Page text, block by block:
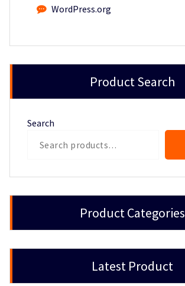
WordPress.org
Product Search
Search
Product Categories
Latest Product